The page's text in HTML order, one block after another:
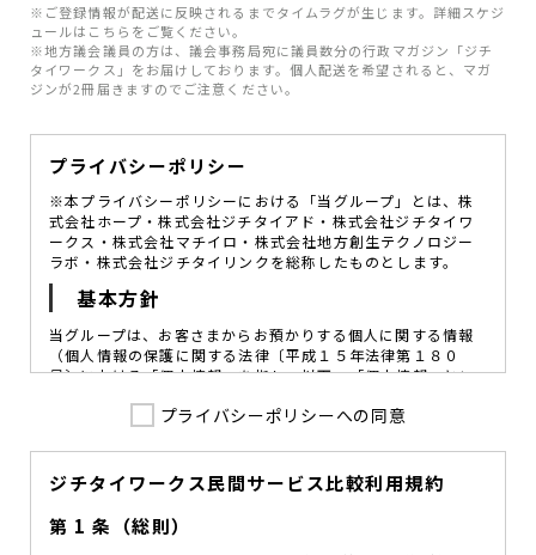
※ご登録情報が配送に反映されるまでタイムラグが生じます。詳細スケジ
ュールはこちらをご覧ください。
※地方議会議員の方は、議会事務局宛に議員数分の行政マガジン「ジチ
タイワークス」をお届けしております。個人配送を希望されると、マガ
ジンが2冊届きますのでご注意ください。
プライバシーポリシー
※本プライバシーポリシーにおける「当グループ」とは、株
式会社ホープ・株式会社ジチタイアド・株式会社ジチタイワ
ークス・株式会社マチイロ・株式会社地方創生テクノロジー
ラボ・株式会社ジチタイリンクを総称したものとします。
基本方針
当グループは、お客さまからお預かりする個人に関する情報
（個人情報の保護に関する法律〔平成１５年法律第１８０
号〕における「個人情報」を指し、以下、「個人情報」とい
図ることが、重要な社会的責務であると考えております。
を定め、役員及び従業員に個人情報保護の重要性の認識と取
組みを徹底させることによって、個人情報の適切な取り扱い
に努めてまいります。
プライバシーポリシーへの同意
ジチタイワークス民間サービス比較利用規約
第 1 条（総則）